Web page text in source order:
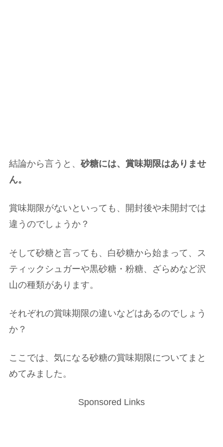
結論から言うと、 砂糖には、賞味期限はありませ
ん。
賞味期限がないといっても、開封後や未開封では
違うのでしょうか？
そして砂糖と言っても、白砂糖から始まって、ス
ティックシュガーや黒砂糖・粉糖、ざらめなど沢
山の種類があります。
それぞれの賞味期限の違いなどはあるのでしょう
か？
ここでは、気になる砂糖の賞味期限についてまと
めてみました。
Sponsored Links